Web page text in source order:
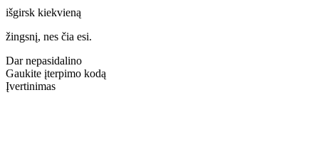
išgirsk kiekvieną
žingsnį, nes čia esi.
Dar nepasidalino
Gaukite įterpimo kodą
Įvertinimas